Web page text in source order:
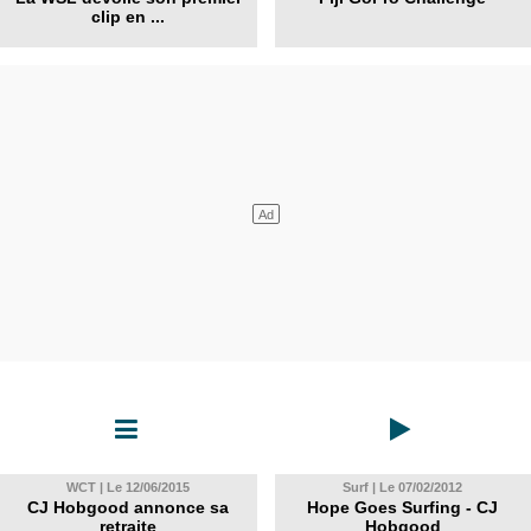
clip en ...
WCT | Le 12/06/2015
CJ Hobgood annonce sa
retraite
Surf | Le 07/02/2012
Hope Goes Surfing - CJ
Hobgood